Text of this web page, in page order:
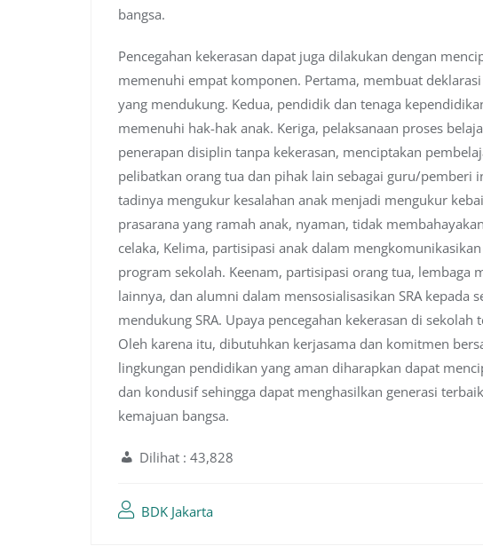
bangsa.
Pencegahan kekerasan dapat juga dilakukan dengan
memenuhi empat komponen. Pertama, membuat
yang mendukung. Kedua, pendidik dan tenaga
memenuhi hak-hak anak. Keriga, pelaksanaan proses
penerapan disiplin tanpa kekerasan, menciptakan
pelibatkan orang tua dan pihak lain sebagai guru/pemberi
tadinya mengukur kesalahan anak menjadi mengukur
prasarana yang ramah anak, nyaman, tidak
celaka, Kelima, partisipasi anak dalam
program sekolah. Keenam, partisipasi orang tua, lembaga
lainnya, dan alumni dalam mensosialisasikan SRA kepada
mendukung SRA. Upaya pencegahan kekerasan di
Oleh karena itu, dibutuhkan kerjasama dan komitmen
lingkungan pendidikan yang aman diharapkan dapat
dan kondusif sehingga dapat menghasilkan generasi
kemajuan bangsa.
Dilihat : 43,828
BDK Jakarta